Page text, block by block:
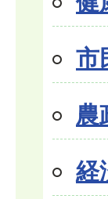
市
農
経